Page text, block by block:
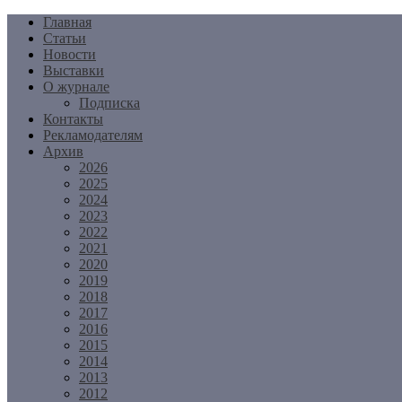
Перейти
содержимому
Главная
Статьи
Новости
Выставки
О журнале
Подписка
Контакты
Рекламодателям
Архив
2026
2025
2024
2023
2022
2021
2020
2019
2018
2017
2016
2015
2014
2013
2012